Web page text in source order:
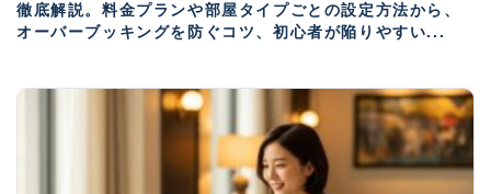
徹底解説。料金プランや部屋タイプごとの設定方法から、
オーバーブッキングを防ぐコツ、初心者が陥りやすい...